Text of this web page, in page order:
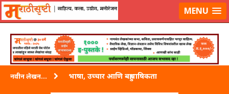
लॉग-इन करा|लेखक नोंदणी कराMENU
नवीन लेखन... भाषा, उच्चार आणि बहुभाषिकता